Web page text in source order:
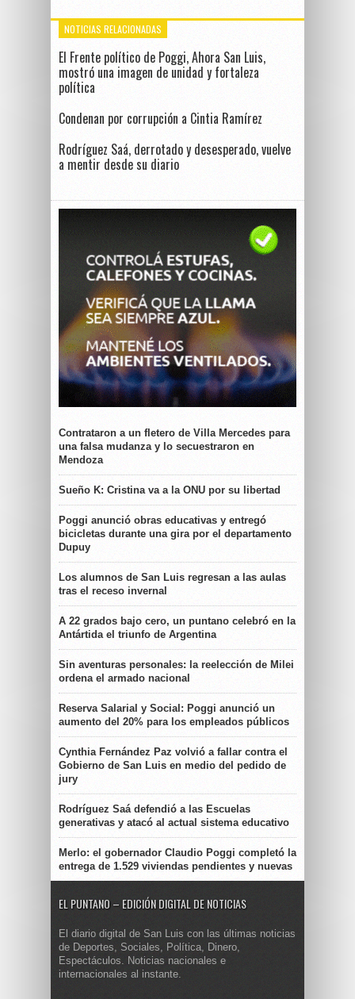
NOTICIAS RELACIONADAS
El Frente político de Poggi, Ahora San Luis,
mostró una imagen de unidad y fortaleza
política
Condenan por corrupción a Cintia Ramírez
Rodríguez Saá, derrotado y desesperado, vuelve
a mentir desde su diario
Contrataron a un fletero de Villa Mercedes para
una falsa mudanza y lo secuestraron en
Mendoza
Sueño K: Cristina va a la ONU por su libertad
Poggi anunció obras educativas y entregó
bicicletas durante una gira por el departamento
Dupuy
Los alumnos de San Luis regresan a las aulas
tras el receso invernal
A 22 grados bajo cero, un puntano celebró en la
Antártida el triunfo de Argentina
Sin aventuras personales: la reelección de Milei
ordena el armado nacional
Reserva Salarial y Social: Poggi anunció un
aumento del 20% para los empleados públicos
Cynthia Fernández Paz volvió a fallar contra el
Gobierno de San Luis en medio del pedido de
jury
Rodríguez Saá defendió a las Escuelas
generativas y atacó al actual sistema educativo
Merlo: el gobernador Claudio Poggi completó la
entrega de 1.529 viviendas pendientes y nuevas
EL PUNTANO – EDICIÓN DIGITAL DE NOTICIAS
El diario digital de San Luis con las últimas noticias
de Deportes, Sociales, Política, Dinero,
Espectáculos. Noticias nacionales e
internacionales al instante.